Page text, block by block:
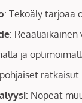
: Tekoäly tarjoaa
: Reaaliaikainen
ja
: Nopeat